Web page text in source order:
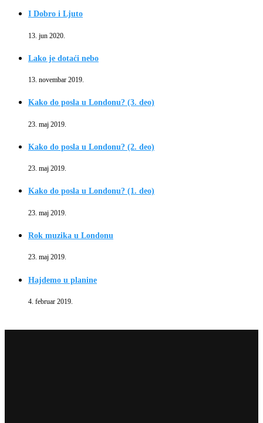
I Dobro i Ljuto
13. jun 2020.
Lako je dotaći nebo
13. novembar 2019.
Kako do posla u Londonu? (3. deo)
23. maj 2019.
Kako do posla u Londonu? (2. deo)
23. maj 2019.
Kako do posla u Londonu? (1. deo)
23. maj 2019.
Rok muzika u Londonu
23. maj 2019.
Hajdemo u planine
4. februar 2019.